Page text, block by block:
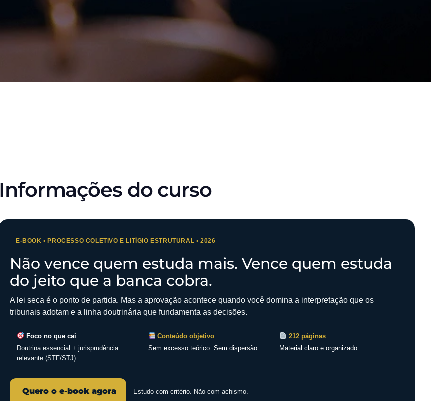
Informações do curso
E-BOOK • PROCESSO COLETIVO E LITÍGIO ESTRUTURAL • 2026
Não vence quem estuda mais. Vence quem estuda
do jeito que a banca cobra.
A lei seca é o ponto de partida. Mas a aprovação acontece quando você domina a interpretação que os
tribunais adotam e a linha doutrinária que fundamenta as decisões.
Foco no que cai
Doutrina essencial + jurisprudência
relevante (STF/STJ)
Conteúdo objetivo
Sem excesso teórico. Sem dispersão.
212 páginas
Material claro e organizado
Quero o e-book agora Estudo com critério. Não com achismo.